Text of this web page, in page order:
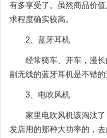
有多享受了。虽然商品价
求程度确实较高。
2、蓝牙耳机
经常骑车、开车，漫
副无线的蓝牙耳机是不错的
3、电吹风机
家里电吹风机该淘汰
发店用的那种大功率的，